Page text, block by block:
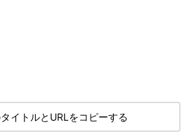
イトルとURLをコピーする